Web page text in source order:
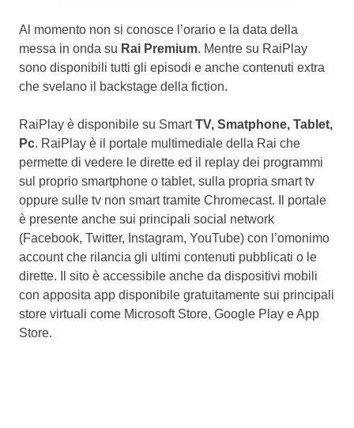
Al momento non si conosce l’orario e la data della
messa in onda su Rai Premium. Mentre su RaiPlay
sono disponibili tutti gli episodi e anche contenuti extra
che svelano il backstage della fiction.
RaiPlay è disponibile su SmartTV, Smatphone, Tablet,
Pc. RaiPlay è il portale multimediale della Rai che
permette di vedere le dirette ed il replay dei programmi
sul proprio smartphone o tablet, sulla propria smart tv
oppure sulle tv non smart tramite Chromecast. Il portale
è presente anche sui principali social network
(Facebook, Twitter, Instagram, YouTube) con l’omonimo
account che rilancia gli ultimi contenuti pubblicati o le
dirette. Il sito è accessibile anche da dispositivi mobili
con apposita app disponibile gratuitamente sui principali
store virtuali come Microsoft Store, Google Play e App
Store.